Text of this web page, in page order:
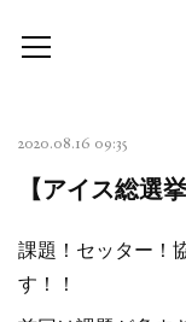
2020.08.16 09:35
【アイス総選
課題！セッター！
す！！